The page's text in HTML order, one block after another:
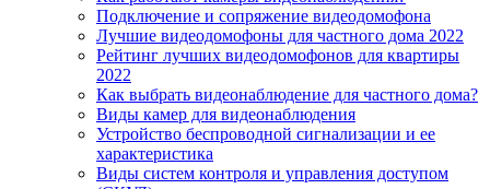
Подключение и сопряжение видеодомофона
Лучшие видеодомофоны для частного дома 2022
Рейтинг лучших видеодомофонов для квартиры
2022
Как выбрать видеонаблюдение для частного дома?
Виды камер для видеонаблюдения
Устройство беспроводной сигнализации и ее
характеристика
Виды систем контроля и управления доступом